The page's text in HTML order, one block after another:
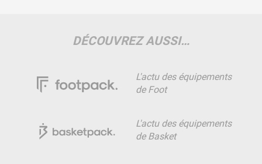
DÉCOUVREZ AUSSI…
L'actu des équipements
de Foot
L'actu des équipements
de Basket